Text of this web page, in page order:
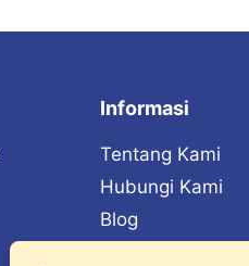
Informasi
Tentang Kami
Hubungi Kami
Blog